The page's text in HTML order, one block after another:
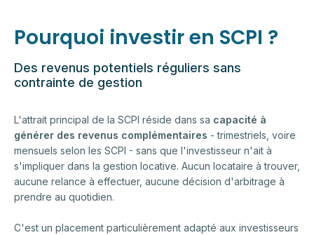
Pourquoi investir en SCPI ?
Des revenus potentiels réguliers sans
contrainte de gestion
L'attrait principal de la SCPI réside dans sa capacité à
générer des revenus complémentaires - trimestriels, voire
mensuels selon les SCPI - sans que l'investisseur n'ait à
s'impliquer dans la gestion locative. Aucun locataire à trouver,
aucune relance à effectuer, aucune décision d'arbitrage à
prendre au quotidien.
C'est un placement particulièrement adapté aux investisseurs